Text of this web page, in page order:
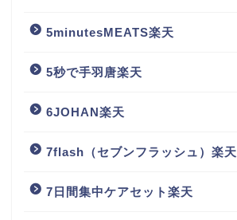
5minutesMEATS楽天
5秒で手羽唐楽天
6JOHAN楽天
7flash（セブンフラッシュ）楽天
7日間集中ケアセット楽天